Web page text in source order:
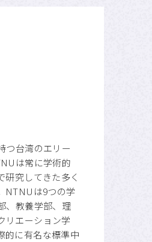
つ台湾のエリー
は常に学術的
究してきた多く
NTNUは9つの学
、教養学部、理
リエーション学
的に有名な標準中